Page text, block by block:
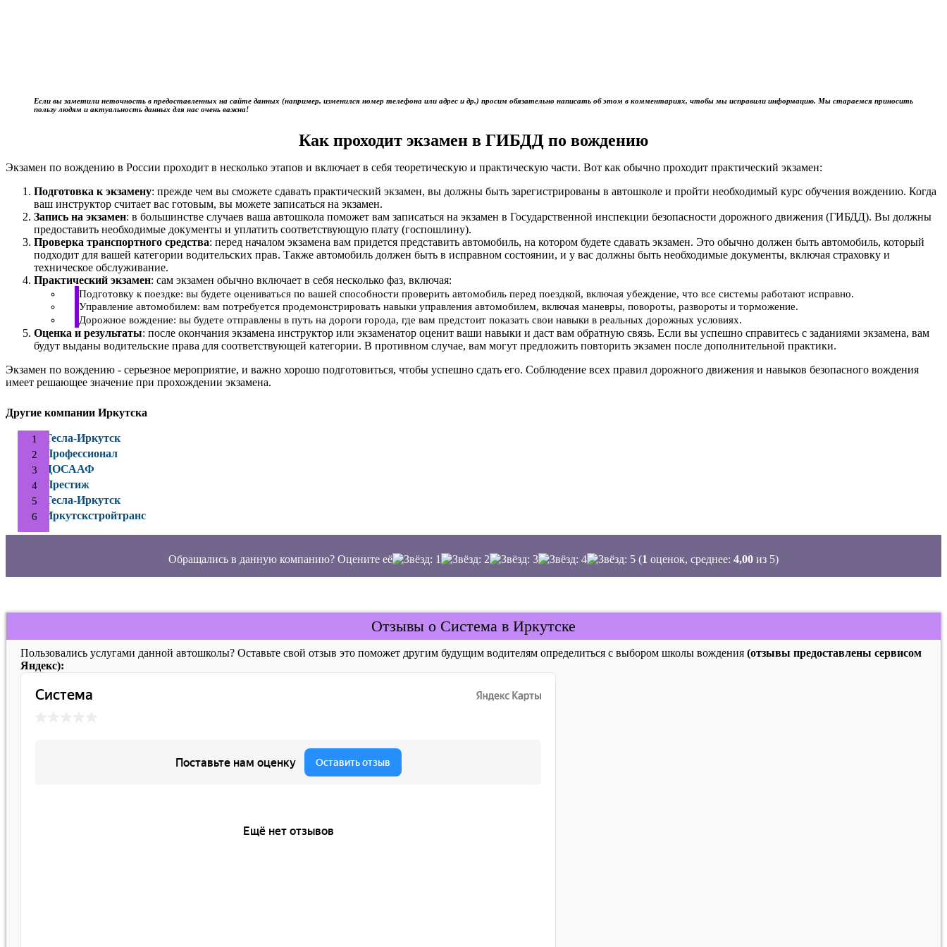
Если вы заметили неточность в предоставленных на сайте данных (например, изменился номер телефона или адрес и др.) просим обязательно написать об этом в комментариях, чтобы мы исправили информацию. Мы стараемся приносить
пользу людям и актуальность данных для нас очень важна!
Как проходит экзамен в ГИБДД по вождению
Экзамен по вождению в России проходит в несколько этапов и включает в себя теоретическую и практическую части. Вот как обычно проходит практический экзамен:
Подготовка к экзамену: прежде чем вы сможете сдавать практический экзамен, вы должны быть зарегистрированы в автошколе и пройти необходимый курс обучения вождению. Когда
ваш инструктор считает вас готовым, вы можете записаться на экзамен.
Запись на экзамен: в большинстве случаев ваша автошкола поможет вам записаться на экзамен в Государственной инспекции безопасности дорожного движения (ГИБДД). Вы должны
предоставить необходимые документы и уплатить соответствующую плату (госпошлину).
Проверка транспортного средства: перед началом экзамена вам придется представить автомобиль, на котором будете сдавать экзамен. Это обычно должен быть автомобиль, который
подходит для вашей категории водительских прав. Также автомобиль должен быть в исправном состоянии, и у вас должны быть необходимые документы, включая страховку и
техническое обслуживание.
Практический экзамен: сам экзамен обычно включает в себя несколько фаз, включая:
Подготовку к поездке: вы будете оцениваться по вашей способности проверить автомобиль перед поездкой, включая убеждение, что все системы работают исправно.
Управление автомобилем: вам потребуется продемонстрировать навыки управления автомобилем, включая маневры, повороты, развороты и торможение.
Дорожное вождение: вы будете отправлены в путь на дороги города, где вам предстоит показать свои навыки в реальных дорожных условиях.
Оценка и результаты: после окончания экзамена инструктор или экзаменатор оценит ваши навыки и даст вам обратную связь. Если вы успешно справитесь с заданиями экзамена, вам
будут выданы водительские права для соответствующей категории. В противном случае, вам могут предложить повторить экзамен после дополнительной практики.
Экзамен по вождению - серьезное мероприятие, и важно хорошо подготовиться, чтобы успешно сдать его. Соблюдение всех правил дорожного движения и навыков безопасного вождения
имеет решающее значение при прохождении экзамена.
Другие компании Иркутска
Тесла-Иркутск
Профессионал
ДОСААФ
Престиж
Тесла-Иркутск
Иркутскстройтранс
Обращались в данную компанию? Оцените её (1 оценок, среднее: 4,00 из 5)
Отзывы о Система в Иркутске
Пользовались услугами данной автошколы? Оставьте свой отзыв это поможет другим будущим водителям определиться с выбором школы вождения (отзывы предоставлены сервисом
Яндекс):